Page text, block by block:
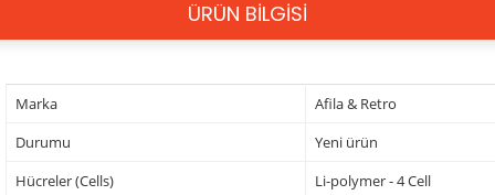
ÜRÜN BİLGİSİ
Marka
Afila & Retro
Durumu
Yeni ürün
Hücreler (Cells)
Li-polymer - 4 Cell